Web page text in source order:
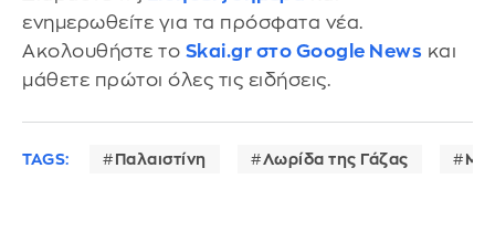
ενημερωθείτε για τα πρόσφατα νέα.
Ακολουθήστε το Skai.gr στο Google News και
μάθετε πρώτοι όλες τις ειδήσεις.
TAGS: Παλαιστίνη Λωρίδα της Γάζας